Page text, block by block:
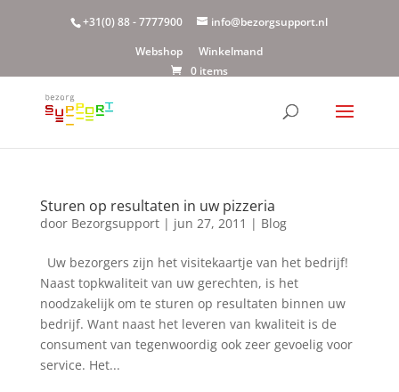
+31(0) 88 - 7777900
info@bezorgsupport.nl
Webshop
Winkelmand
0 items
Sturen op resultaten in uw pizzeria
door Bezorgsupport| jun 27, 2011 | Blog
Uw bezorgers zijn het visitekaartje van het bedrijf!
Naast topkwaliteit van uw gerechten, is het
noodzakelijk om te sturen op resultaten binnen uw
bedrijf. Want naast het leveren van kwaliteit is de
consument van tegenwoordig ook zeer gevoelig voor
service. Het...